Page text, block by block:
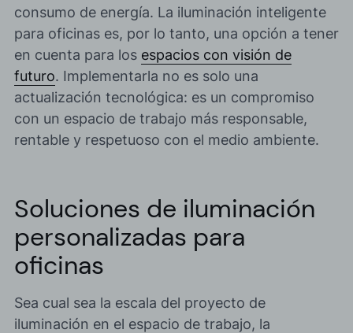
consumo de energía. La iluminación inteligente
para oficinas es, por lo tanto, una opción a tener
en cuenta para los espacios con visión de
futuro. Implementarla no es solo una
actualización tecnológica: es un compromiso
con un espacio de trabajo más responsable,
rentable y respetuoso con el medio ambiente.
Soluciones de iluminación
personalizadas para
oficinas
Sea cual sea la escala del proyecto de
iluminación en el espacio de trabajo, la